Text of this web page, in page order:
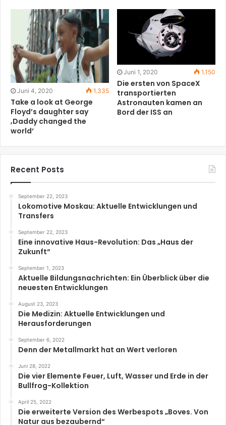
Juni 4, 2020 1.335
Take a look at George
Floyd’s daughter say
‚Daddy changed the
world‘
Juni 1, 2020 1.150
Die ersten von SpaceX
transportierten
Astronauten kamen an
Bord der ISS an
Recent Posts
September 22, 2023
Lokomotive Moskau: Aktuelle Entwicklungen und
Transfers
September 22, 2023
Eine innovative Haus-Revolution: Das „Haus der
Zukunft“
September 1, 2023
Aktuelle Bildungsnachrichten: Ein Überblick über die
neuesten Entwicklungen
August 23, 2023
Die Medizin: Aktuelle Entwicklungen und
Herausforderungen
September 6, 2022
Denn der Metallmarkt hat an Wert verloren
Juni 28, 2022
Die vier Elemente Feuer, Luft, Wasser und Erde in der
Bullfrog-Kollektion
April 25, 2022
Die erweiterte Version des Werbespots „Boves. Von
Natur aus bezaubernd“